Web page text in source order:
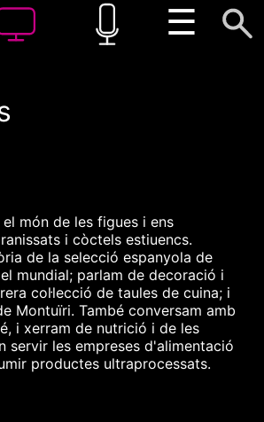
☰
el món de les figues i ens
i còctels estiuencs.
de la selecció espanyola de
mundial; parlam de decoració i
col·lecció de taules de cuina; i
Montuïri. També conversam amb
i xerram de nutrició i de les
servir les empreses d'alimentació
productes ultraprocessats.